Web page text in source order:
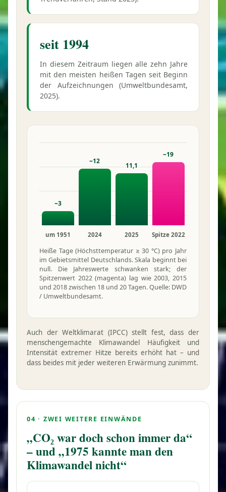
seit 1994
In diesem Zeitraum liegen alle zehn Jahre
mit den meisten heißen Tagen seit Beginn
der Aufzeichnungen (Umweltbundesamt,
2025).
~3
um 1951
~12
2024
11,1
2025
~19
Spitze 2022
Heiße Tage (Höchst­temperatur ≥ 30 °C) pro Jahr
im Gebietsmittel Deutschlands. Skala beginnt bei
null. Die Jahreswerte schwanken stark; der
Spitzenwert 2022 (magenta) lag wie 2003, 2015
und 2018 zwischen 18 und 20 Tagen. Quelle: DWD
/ Umweltbundesamt.
Auch der Weltklimarat (IPCC) stellt fest, dass der
menschen­gemachte Klimawandel Häufigkeit und
Intensität extremer Hitze bereits erhöht hat – und
dass beides mit jeder weiteren Erwärmung zunimmt.
04 · ZWEI WEITERE EINWÄNDE
„CO₂ war doch schon immer da“
– und „1975 kannte man den
Klimawandel nicht“